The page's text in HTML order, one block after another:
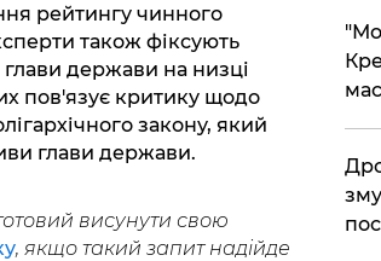
рейтингу чинного
також фіксують
глави держави на низці
пов'язує критику щодо
закону, який
глави держави.
висунути свою
, якщо такий запит надійде